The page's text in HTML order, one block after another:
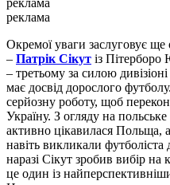
реклама
реклама
Окремої уваги заслуговує ще
– Патрік Сікут із Пітерборо
– третьому за силою
має досвід дорослого
серйозну роботу, щоб
Україну. З огляду на
активно цікавилася Польща, а
навіть викликали
наразі Сікут зробив вибір
це один із